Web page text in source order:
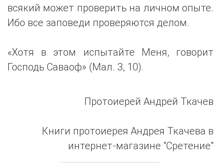
всякий может проверить на личном опыте.
Ибо все заповеди проверяются делом.
«Хотя в этом испытайте Меня, говорит
Господь Саваоф» (Мал. 3, 10).
Протоиерей Андрей Ткачев
Книги протоиерея Андрея Ткачева в
интернет-магазине "Сретение"